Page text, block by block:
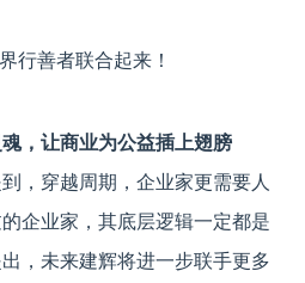
行善者联合起来！
，让商业为公益插上翅膀
，穿越周期，企业家更需要人
企业家，其底层逻辑一定都是
，未来建辉将进一步联手更多